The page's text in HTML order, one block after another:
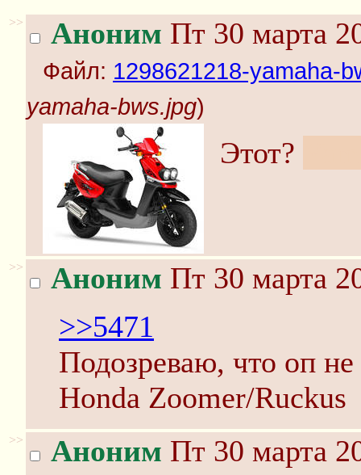
>> Аноним Пт 30 марта
Файл: 1298621218-yamaha-
yamaha-bws.jpg)
Этот?
>> Аноним Пт 30 марта
>>5471
Подозреваю, что оп
Honda Zoomer/Ruckus
>> Аноним Пт 30 марта